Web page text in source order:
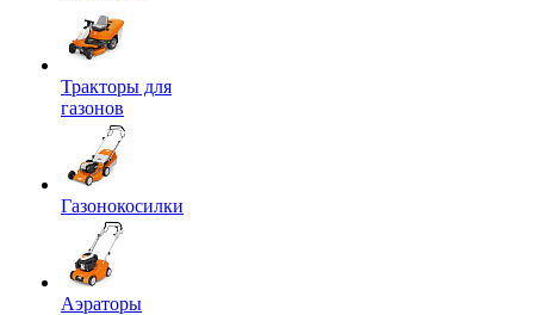
Тракторы для
газонов
Газонокосилки
Аэраторы